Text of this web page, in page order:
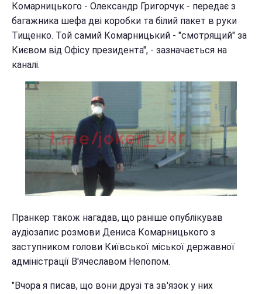
Комарницького - Олександр Григорчук - передає з
багажника шефа дві коробки та білий пакет в руки
Тищенко. Той самий Комарницький - "смотрящий" за
Києвом від Офісу президента", - зазначається на
каналі.
Пранкер також нагадав, що раніше опублікував
аудіозапис розмови Дениса Комарницького з
заступником голови Київської міської державної
адміністрації В'ячеславом Непопом.
"Вчора я писав, що вони друзі та зв'язок у них